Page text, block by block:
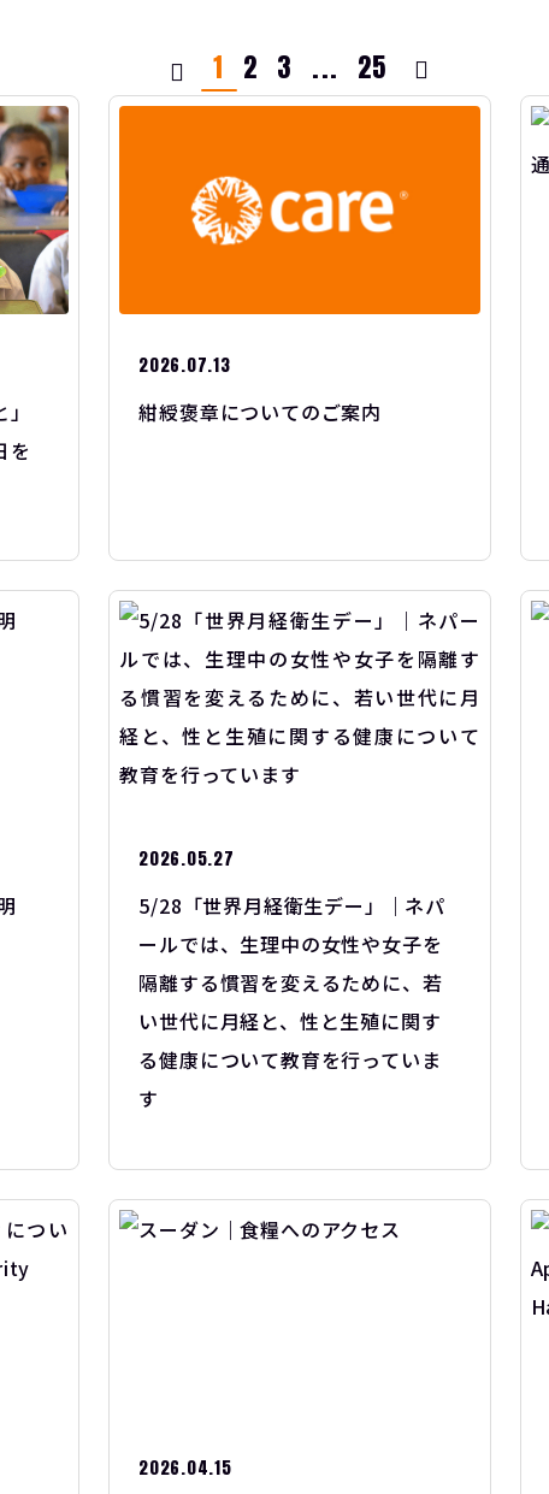
1 2 3 ... 25
を
2026.07.13
紺綬褒章についてのご案内
2026.05.27
5/28「世界月経衛生デー」｜ネパ
ールでは、生理中の女性や女子を
隔離する慣習を変えるために、若
い世代に月経と、性と生殖に関す
る健康について教育を行っていま
す
2026.04.15